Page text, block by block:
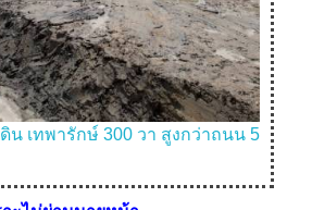
รักษ์ 300 วา สูงกว่าถนน 50 เซ็น